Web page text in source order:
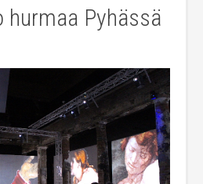
hurmaa Pyhässä